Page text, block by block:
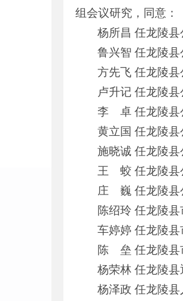
组会议研究，同意：
杨所昌 任龙陵
鲁兴智 任龙陵
方先飞 任龙陵
卢升记 任龙陵
李 卓 任龙陵县
黄立国 任龙陵
施晓诚 任龙陵
王 蛟 任龙陵县
庄 巍 任龙陵县
陈绍玲 任龙陵
车婷婷 任龙陵
陈 垒 任龙陵县
杨荣林 任龙陵
杨泽政 任龙陵